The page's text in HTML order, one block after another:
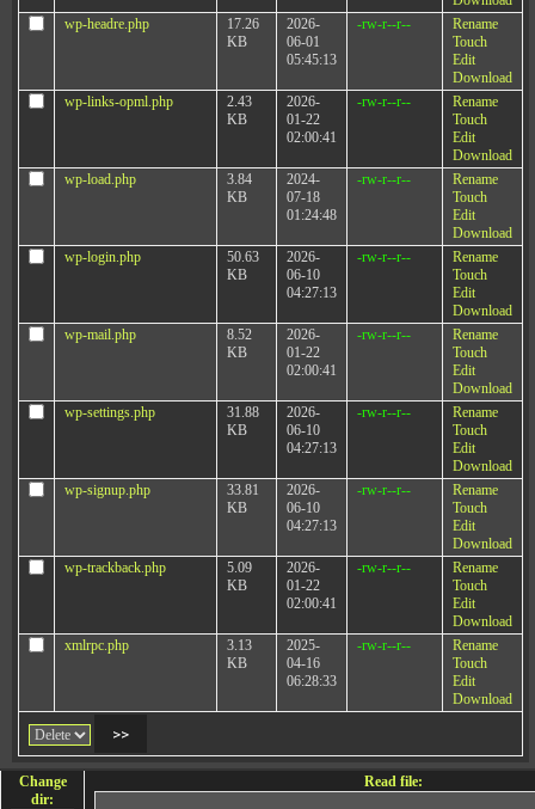
wp-headre.php
17.26
KB
2026-
06-01
05:45:13
-rw-r--r--
Rename
Touch
Edit
Download
wp-links-opml.php
2.43
KB
2026-
01-22
02:00:41
-rw-r--r--
Rename
Touch
Edit
Download
wp-load.php
3.84
KB
2024-
07-18
01:24:48
-rw-r--r--
Rename
Touch
Edit
Download
wp-login.php
50.63
KB
2026-
06-10
04:27:13
-rw-r--r--
Rename
Touch
Edit
Download
wp-mail.php
8.52
KB
2026-
01-22
02:00:41
-rw-r--r--
Rename
Touch
Edit
Download
wp-settings.php
31.88
KB
2026-
06-10
04:27:13
-rw-r--r--
Rename
Touch
Edit
Download
wp-signup.php
33.81
KB
2026-
06-10
04:27:13
-rw-r--r--
Rename
Touch
Edit
Download
wp-trackback.php
5.09
KB
2026-
01-22
02:00:41
-rw-r--r--
Rename
Touch
Edit
Download
xmlrpc.php
3.13
KB
2025-
04-16
06:28:33
-rw-r--r--
Rename
Touch
Edit
Download
Change
dir:
Read file: